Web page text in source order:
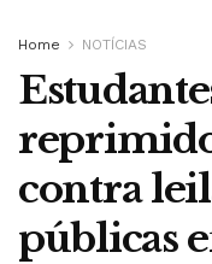
Home NOTÍCIAS
contra
públicas